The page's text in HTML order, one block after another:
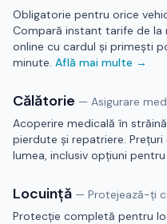
Obligatorie pentru orice
Compară instant tarife de la
online cu cardul și primești
minute. Află mai multe →
Călătorie — Asigurare
Acoperire medicală în
pierdute și repatriere.
lumea, inclusiv opțiuni
Locuință — Protejează-ți
Protecție completă pentru